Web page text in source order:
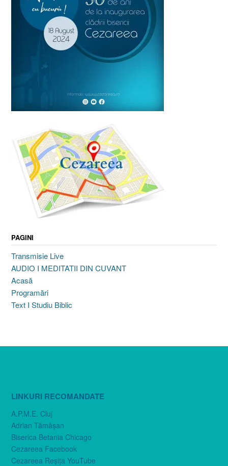
PAGINI
Transmisie Live
AUDIO I MEDITATII DIN CUVANT
Acasă
Programări
Text I Studiu Biblic
LINKURI RECOMANDATE
A.P.M.E. Cluj
Adrian Tămăşan
Biserica Betania Chicago
Cezareea Facebook
Cezareea Reşiţa YouTube